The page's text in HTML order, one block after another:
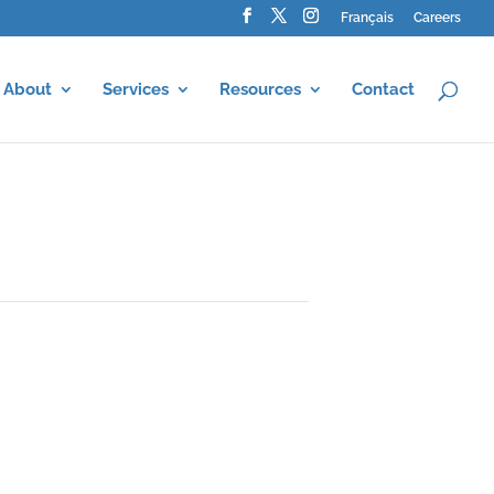
Français Careers
About Services Resources Contact